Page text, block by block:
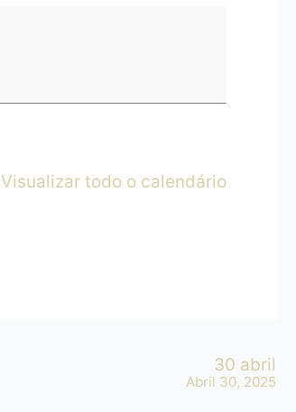
Visualizar todo o calendário
30 abril
Abril 30, 2025